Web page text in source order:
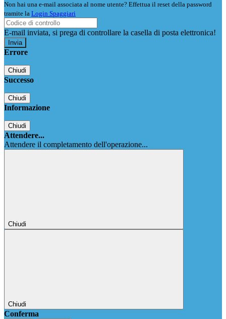
Non hai una e-mail associata al nome utente? Effettua il reset della password
tramite la Login Spaggiari
E-mail inviata, si prega di controllare la casella di posta elettronica!
Errore
Chiudi
Successo
Chiudi
Informazione
Chiudi
Attendere...
Attendere il completamento dell'operazione...
Chiudi
Chiudi
Conferma